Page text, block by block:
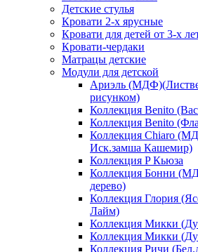
Детские стулья
Кровати 2-х ярусные
Кровати для детей от 3-х
Кровати-чердаки
Матрацы детские
Модули для детской
Ариэль
рисунком)
Коллекция Benito
Коллекция Benito
Коллекция Chiaro
Иск.замша Кашемир)
Коллекция P Кьюза
Коллекция Бонни
дерево)
Коллекция Глория
Лайм)
Коллекция Микки
Коллекция Микки
Коллекция Ричи